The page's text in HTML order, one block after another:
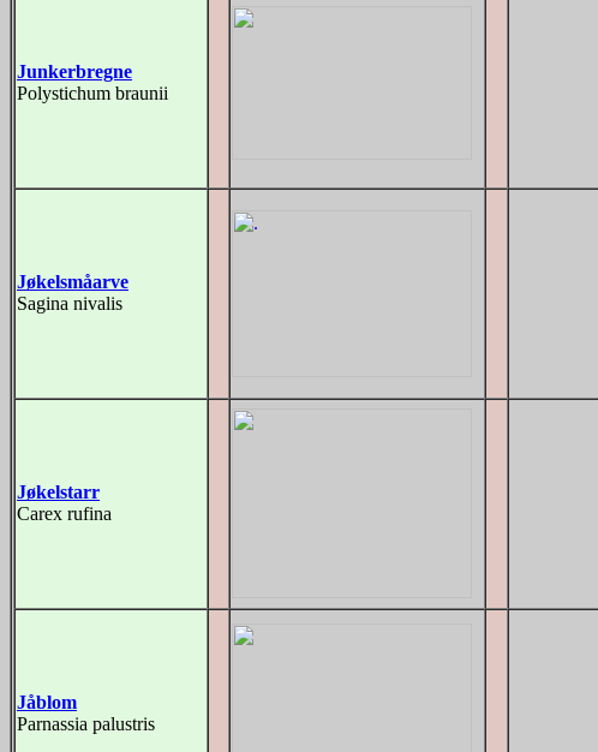
Junkerbregne
Polystichum braunii
Jøkelsmåarve
Sagina nivalis
Jøkelstarr
Carex rufina
Jåblom
Parnassia palustris